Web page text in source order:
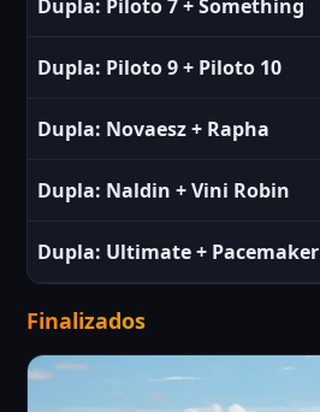
Dupla: Piloto 7+Something
Dupla: Piloto 9+ Piloto 10
Dupla: Novaesz+ Rapha
Dupla: Naldin +Vini Robin
Dupla: Ultimate+ Pacemaker
Finalizados